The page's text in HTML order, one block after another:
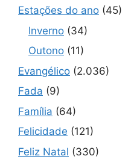
Estações do ano (45)
Inverno (34)
Outono (11)
Evangélico (2.036)
Fada (9)
Família (64)
Felicidade (121)
Feliz Natal (330)